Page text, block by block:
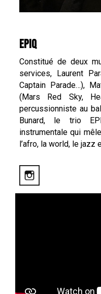
EPIQ
Constitué de deux
services, Laurent
Captain Parade…),
(Mars Red Sky,
percussionniste au
Bunard, le trio
instrumentale qui
l’afro, la world, le jazz